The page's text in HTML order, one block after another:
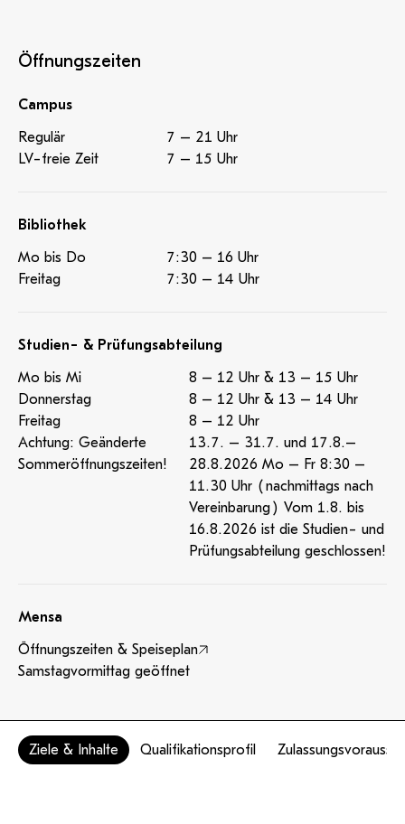
Ziele & Inhalte Qualifikationsprofil
Öffnungszeiten
Campus
Regulär
7 – 21 Uhr
LV-freie Zeit
7 – 15 Uhr
Bibliothek
Mo bis Do
7:30 – 16 Uhr
Freitag
7:30 – 14 Uhr
Studien- & Prüfungsabteilung
Mo bis Mi
8 – 12 Uhr & 13 – 15 Uhr
Donnerstag
8 – 12 Uhr & 13 – 14 Uhr
Freitag
8 – 12 Uhr
Achtung: Geänderte
Sommeröffnungszeiten!
13.7. – 31.7. und 17.8.–
28.8.2026 Mo – Fr 8:30 –
11.30 Uhr (nachmittags nach
Vereinbarung) Vom 1.8. bis
16.8.2026 ist die Studien- und
Prüfungsabteilung geschlossen!
Mensa
Öffnungszeiten & Speiseplan
Samstagvormittag geöffnet